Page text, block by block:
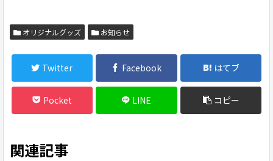
オリジナルグッズ お知らせ
Twitter Facebook はてブ
Pocket LINE コピー
関連記事